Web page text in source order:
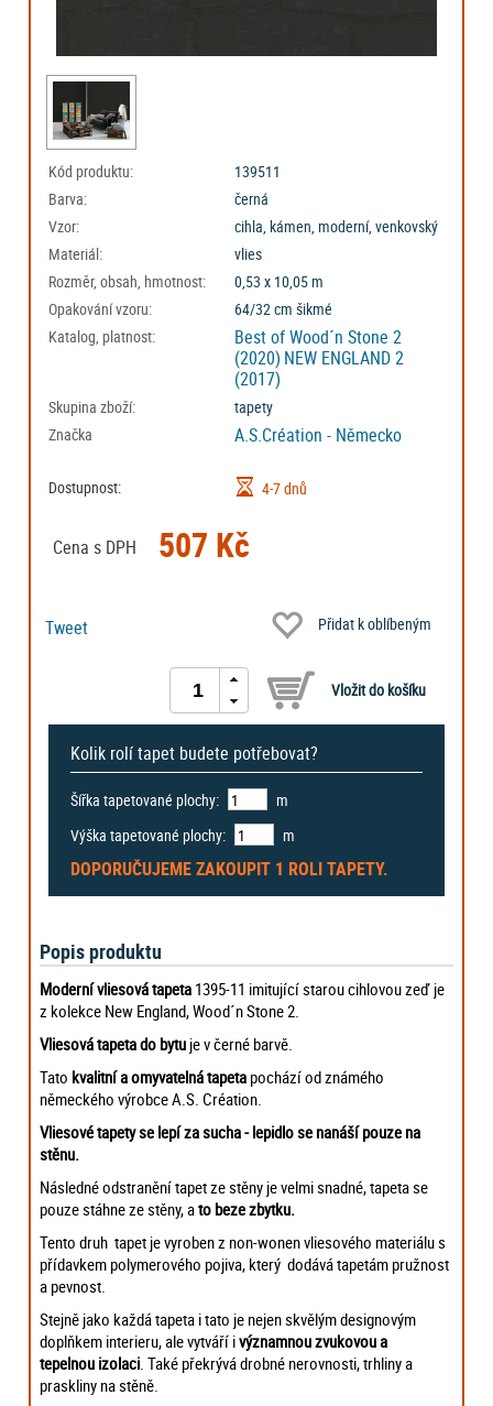
Kód produktu:
139511
Barva:
černá
Vzor:
cihla, kámen, moderní, venkovský
Materiál:
vlies
Rozměr, obsah, hmotnost:
0,53 x 10,05 m
Opakování vzoru:
64/32 cm šikmé
Katalog, platnost:
Best of Wood´n Stone 2
(2020) NEW ENGLAND 2
(2017)
Skupina zboží:
tapety
Značka
A.S.Création - Německo
Dostupnost: 4-7 dnů
Cena s DPH 507 Kč
Tweet Přidat k oblíbeným
Kolik rolí tapet budete potřebovat?
Šířka tapetované plochy:
m
Výška tapetované plochy:
m
DOPORUČUJEME ZAKOUPIT 1 ROLITAPETY.
Popis produktu
Moderní vliesová tapeta 1395-11 imitující starou cihlovou zeď je
z kolekce New England, Wood´n Stone 2.
Vliesová tapeta do bytu je v černé barvě.
Tato kvalitní a omyvatelná tapeta pochází od známého
německého výrobce A.S. Création.
Vliesové tapety se lepí za sucha - lepidlo se nanáší pouze na
stěnu.
Následné odstranění tapet ze stěny je velmi snadné, tapeta se
pouze stáhne ze stěny, ato beze zbytku.
Tento druh tapet je vyroben z non-wonen vliesového materiálu s
přídavkem polymerového pojiva, který dodává tapetám pružnost
a pevnost.
Stejně jako každá tapeta i tato je nejen skvělým designovým
doplňkem interieru, ale vytváří ivýznamnou zvukovou a
tepelnou izolaci. Také překrývá drobné nerovnosti, trhliny a
praskliny na stěně.